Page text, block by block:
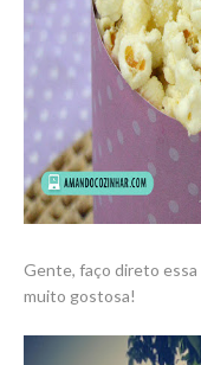
Gente, faço direto essa
muito gostosa!